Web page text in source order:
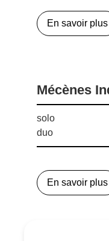
En savoir plus
Mécènes
solo
duo
En savoir plus